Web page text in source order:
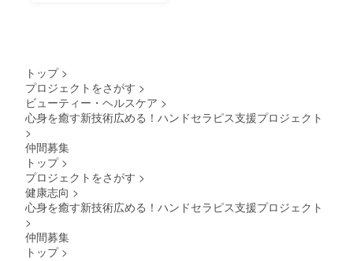
トップ >
プロジェクトをさがす >
ビューティー・ヘルスケア >
心身を癒す新技術広める！ハンドセラピス支援プロジェクト
>
仲間募集
トップ >
プロジェクトをさがす >
健康志向 >
心身を癒す新技術広める！ハンドセラピス支援プロジェクト
>
仲間募集
トップ >